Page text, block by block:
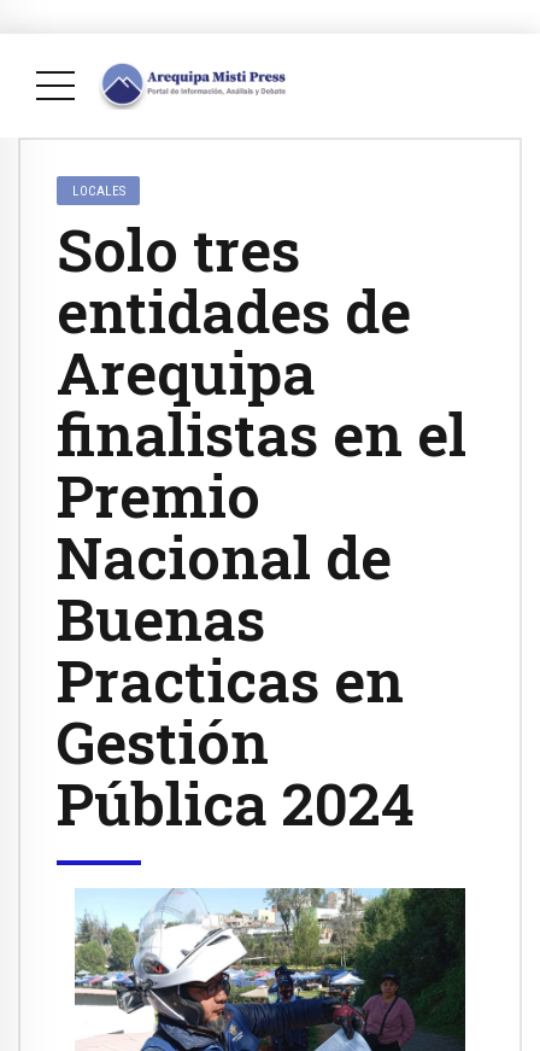
LOCALES
Solo tres
entidades de
Arequipa
finalistas en el
Premio
Nacional de
Buenas
Practicas en
Gestión
Pública 2024